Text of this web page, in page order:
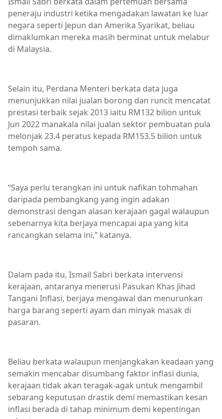
peneraju industri ketika mengadakan lawatan ke luar
negara seperti Jepun dan Amerika Syarikat, beliau
dimaklumkan mereka masih berminat untuk melabur
di Malaysia.
Selain itu, Perdana Menteri berkata data juga
menunjukkan nilai jualan borong dan runcit mencatat
prestasi terbaik sejak 2013 iaitu RM132 bilion untuk
Jun 2022 manakala nilai jualan sektor pembuatan pula
melonjak 23.4 peratus kepada RM153.5 bilion untuk
tempoh sama.
“Saya perlu terangkan ini untuk nafikan tohmahan
daripada pembangkang yang ingin adakan
demonstrasi dengan alasan kerajaan gagal walaupun
sebenarnya kita berjaya mencapai apa yang kita
rancangkan selama ini,” katanya.
Dalam pada itu, Ismail Sabri berkata intervensi
kerajaan, antaranya menerusi Pasukan Khas Jihad
Tangani Inflasi, berjaya mengawal dan menurunkan
harga barang seperti ayam dan minyak masak di
pasaran.
Beliau berkata walaupun menjangkakan keadaan yang
semakin mencabar disumbang faktor inflasi dunia,
kerajaan tidak akan teragak-agak untuk mengambil
sebarang keputusan drastik demi memastikan kesan
inflasi berada di tahap minimum demi kepentingan